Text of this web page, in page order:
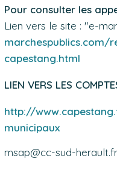
Pour consulter les
Lien vers le site : "e-
capestang.html
LIEN VERS LES
http://
municipaux
msap@cc-sud-herault.fr